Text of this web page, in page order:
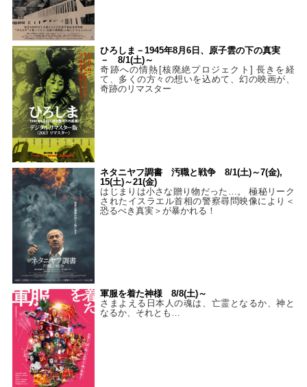
ひろしま－1945年8月6日、原子雲の下の真実
－ 8/1(土)～
奇跡への情熱[核廃絶プロジェクト] 長きを経
て、多くの方々の想いを込めて、幻の映画が、
奇跡のリマスター
ネタニヤフ調書 汚職と戦争 8/1(土)～7(金),
15(土)～21(金)
はじまりは小さな贈り物だった…。 極秘リーク
されたイスラエル首相の警察尋問映像により＜
恐るべき真実＞が暴かれる！
軍服を着た神様 8/8(土)～
さまよえる日本人の魂は、亡霊となるか、神と
なるか、それとも…